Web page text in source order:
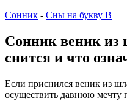
Сонник - Сны на букву В
Сонник веник из
снится и что
Если приснился веник из
осуществить давнюю мечту